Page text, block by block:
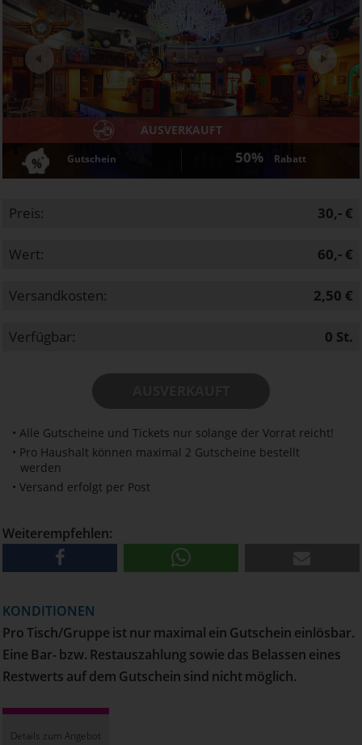
AUSVERKAUFT
Gutschein 50% Rabatt
Next
Preis: 30,- €
Wert: 60,- €
Versandkosten: 2,50 €
Verfügbar: 0 St.
• Alle Gutscheine und Tickets nur solange der Vorrat reicht!
• Pro Haushalt können maximal 2 Gutscheine bestellt
werden
• Versand erfolgt per Post
Weiterempfehlen:
KONDITIONEN
Pro Tisch/Gruppe ist nur maximal ein Gutschein einlösbar.
Eine Bar- bzw. Restauszahlung sowie das Belassen eines
Restwerts auf dem Gutschein sind nicht möglich.
Details zum Angebot